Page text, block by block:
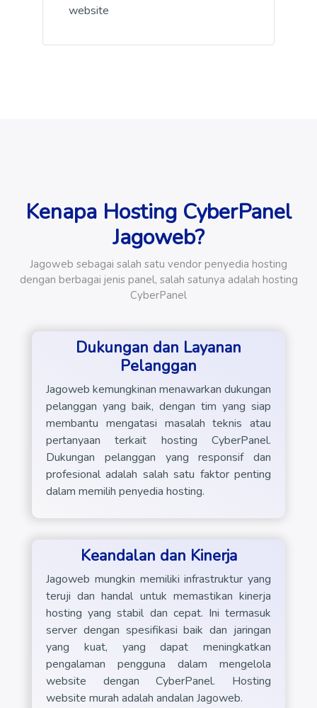
website
Kenapa Hosting CyberPanel
Jagoweb?
Jagoweb sebagai salah satu vendor penyedia hosting
dengan berbagai jenis panel, salah satunya adalah hosting
CyberPanel
Dukungan dan Layanan
Pelanggan
Jagoweb kemungkinan menawarkan dukungan
pelanggan yang baik, dengan tim yang siap
membantu mengatasi masalah teknis atau
pertanyaan terkait hosting CyberPanel.
Dukungan pelanggan yang responsif dan
profesional adalah salah satu faktor penting
dalam memilih penyedia hosting.
Keandalan dan Kinerja
Jagoweb mungkin memiliki infrastruktur yang
teruji dan handal untuk memastikan kinerja
hosting yang stabil dan cepat. Ini termasuk
server dengan spesifikasi baik dan jaringan
yang kuat, yang dapat meningkatkan
pengalaman pengguna dalam mengelola
website dengan CyberPanel. Hosting
website murah adalah andalan Jagoweb.